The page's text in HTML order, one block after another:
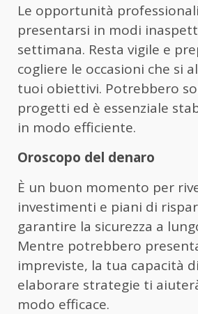
Le opportunità
presentarsi in modi
settimana. Resta vigile e
cogliere le occasioni che si
tuoi obiettivi. Potrebbero
progetti ed è essenziale
in modo efficiente.
Oroscopo del denaro
È un buon momento per
investimenti e piani di
garantire la sicurezza a
Mentre potrebbero
impreviste, la tua capacità
elaborare strategie ti
modo efficace.